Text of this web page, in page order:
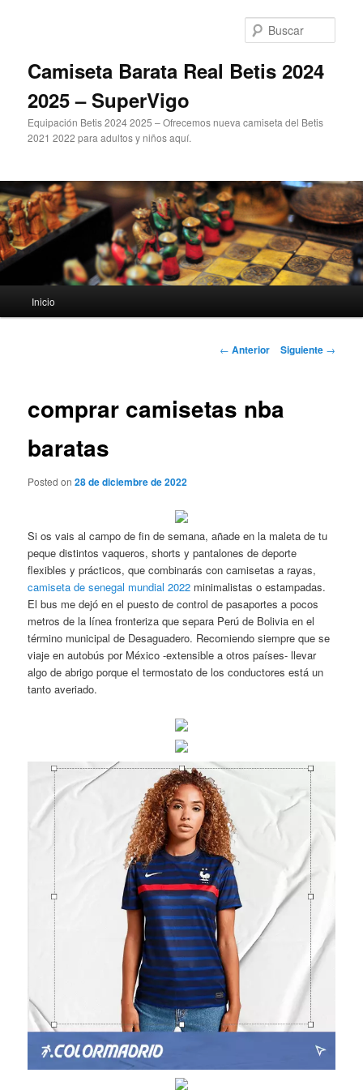
Camiseta Barata Real Betis 2024
2025 – SuperVigo
Equipación Betis 2024 2025 – Ofrecemos nueva camiseta del Betis
2021 2022 para adultos y niños aquí.
principal
Inicio
Navegación
← Anterior Siguiente →
comprar camisetas nba
baratas
Posted on28 de diciembre de 2022
Si os vais al campo de fin de semana, añade en la maleta de tu
peque distintos vaqueros, shorts y pantalones de deporte
flexibles y prácticos, que combinarás con camisetas a rayas,
camiseta de senegal mundial 2022 minimalistas o estampadas.
El bus me dejó en el puesto de control de pasaportes a pocos
metros de la línea fronteriza que separa Perú de Bolivia en el
término municipal de Desaguadero. Recomiendo siempre que se
viaje en autobús por México -extensible a otros países- llevar
algo de abrigo porque el termostato de los conductores está un
tanto averiado.